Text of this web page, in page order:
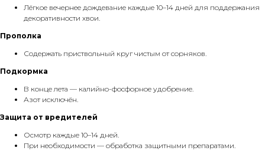
Лёгкое вечернее дождевание каждые 10–14 дней для поддержания
декоративности хвои.
Прополка
Содержать приствольный круг чистым от сорняков.
Подкормка
В конце лета — калийно-фосфорное удобрение.
Азот исключён.
Защита от вредителей
Осмотр каждые 10–14 дней.
При необходимости — обработка защитными препаратами.